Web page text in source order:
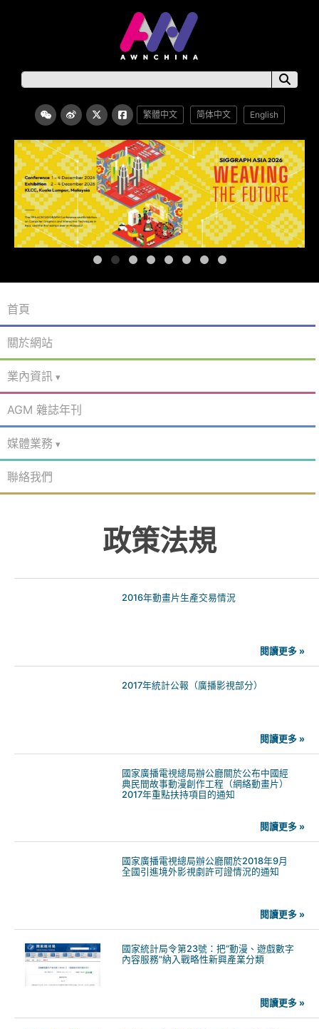
繁體中文 简体中文 English
首頁
關於網站
業內資訊
AGM 雜誌年刊
媒體業務
聯絡我們
政策法規
​‍2016年動畫片生產交易情況
閱讀更多 »
2017年統計公報（廣播影視部分）
閱讀更多 »
國家廣播電視總局辦公廳關於公布中國經
典民間故事動漫創作工程（網絡動畫片）
2017年重點扶持項目的通知
閱讀更多 »
國家廣播電視總局辦公廳關於2018年9月
全國引進境外影視劇許可證情況的通知
閱讀更多 »
國家統計局令第23號：把“動漫、遊戲數字
內容服務”納入戰略性新興產業分類
閱讀更多 »